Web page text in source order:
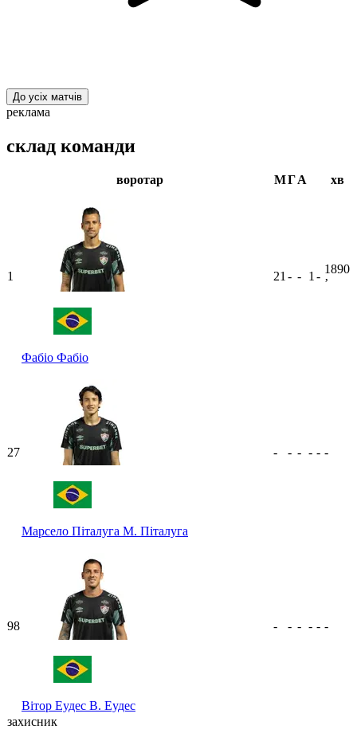
До усіх матчів
реклама
склад команди
воротар МГА хв
1
Фабіо Фабіо
21 - - 1 -
1890
ʼ
27
Марсело Піталуга М. Піталуга
- - - - - -
98
Вітор Еудес В. Еудес
- - - - - -
захисник